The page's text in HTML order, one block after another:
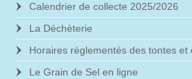
Calendrier de collecte 2025/2026
La Déchèterie
Horaires réglementés des tontes et
Le Grain de Sel en ligne